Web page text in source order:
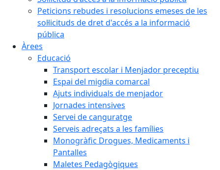
Peticions rebudes i resolucions emeses de les
sol·licituds de dret d'accés a la informació
pública
Àrees
Educació
Transport escolar i Menjador preceptiu
Espai del migdia comarcal
Ajuts individuals de menjador
Jornades intensives
Servei de canguratge
Serveis adreçats a les famílies
Monogràfic Drogues, Medicaments i
Pantalles
Maletes Pedagògiques